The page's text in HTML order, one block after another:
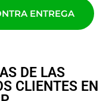
ENTREGA
DE LAS
CLIENTES EN